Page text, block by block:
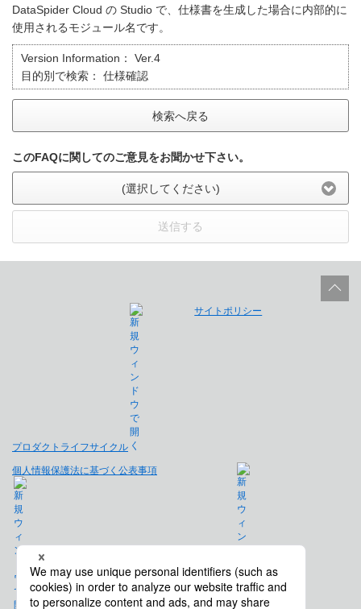
DataSpider Cloud の Studio で、仕様書を生成した場合に内部的に
使用されるモジュール名です。
Version Information：
Ver.4
目的別で検索：
仕様確認
検索へ戻る
このFAQに関してのご意見をお聞かせ下さい。
(選択してください)
送信する
プロダクトライフサイクル
サイトポリシー
個人情報保護法に基づく公表事項
免責事項